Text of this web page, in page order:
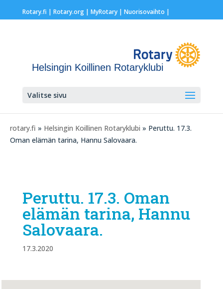
Rotary.fi | Rotary.org| MyRotary | Nuorisovaihto |
Helsingin Koillinen Rotaryklubi
Valitse sivu
rotary.fi » Helsingin Koillinen Rotaryklubi » Peruttu. 17.3.
Oman elämän tarina, Hannu Salovaara.
Peruttu. 17.3. Oman
elämän tarina, Hannu
Salovaara.
17.3.2020